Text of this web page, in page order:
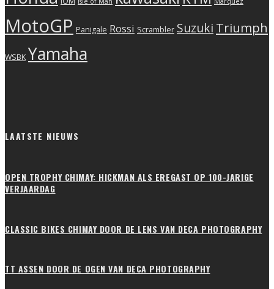
MotoGP Panigale Rossi Scrambler Suzuki Triumph
WSBK Yamaha
LAATSTE NIEUWS
OPEN TROPHY CHIMAY: HICKMAN ALS EREGAST OP 100-JARIGE
VERJAARDAG
CLASSIC BIKES CHIMAY DOOR DE LENS VAN DECA PHOTOGRAPHY
TT ASSEN DOOR DE OGEN VAN DECA PHOTOGRAPHY